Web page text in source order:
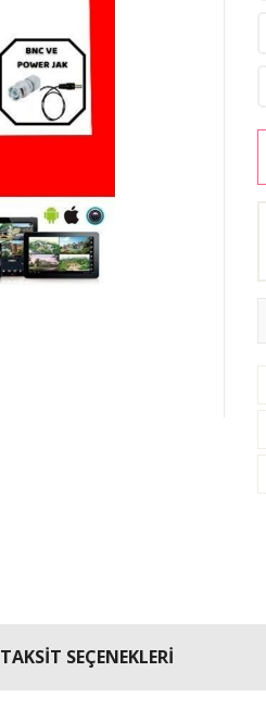
TAKSİT SEÇENEKLERİ